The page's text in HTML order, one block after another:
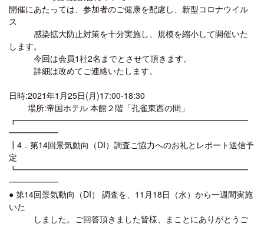
開催にあたっては、参加者のご健康を配慮し、新型コロナウイル
ス
感染拡大防止対策を十分実施し、規模を縮小して開催いた
します。
今回は会員1社2名までとさせて頂きます。
詳細は改めてご連絡いたします。
日時:2021年1月25日(月)17:00-18:30
場所:帝国ホテル 本館２階「孔雀東西の間」
┏━━━━━━━━━━━━━━━━━━━━━━━━━━━━
━━━━━━
┃4．第14回景気動向（DI）調査ご協力へのお礼とレポート送信予
定
┗━━━━━━━━━━━━━━━━━━━━━━━━━━━━
━━━━━━
● 第14回景気動向（DI） 調査を、11月18日（水）から一週間実施
いた
しました。ご回答頂きました皆様、まことにありがとうご